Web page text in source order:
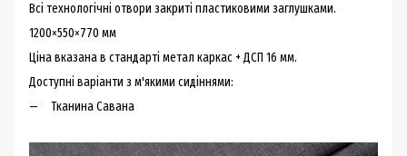
Всі технологічні отвори закриті пластиковими заглушками.
1200×550×770 мм
Ціна вказана в стандарті метал каркас + ДСП 16 мм.
Доступні варіанти з м'якими сидіннями:
Тканина Савана